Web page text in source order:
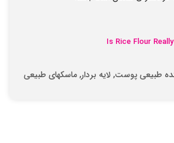
Is Rice Flour
طبیعی پوست,لایه بردار,ماسکهای طبیعی